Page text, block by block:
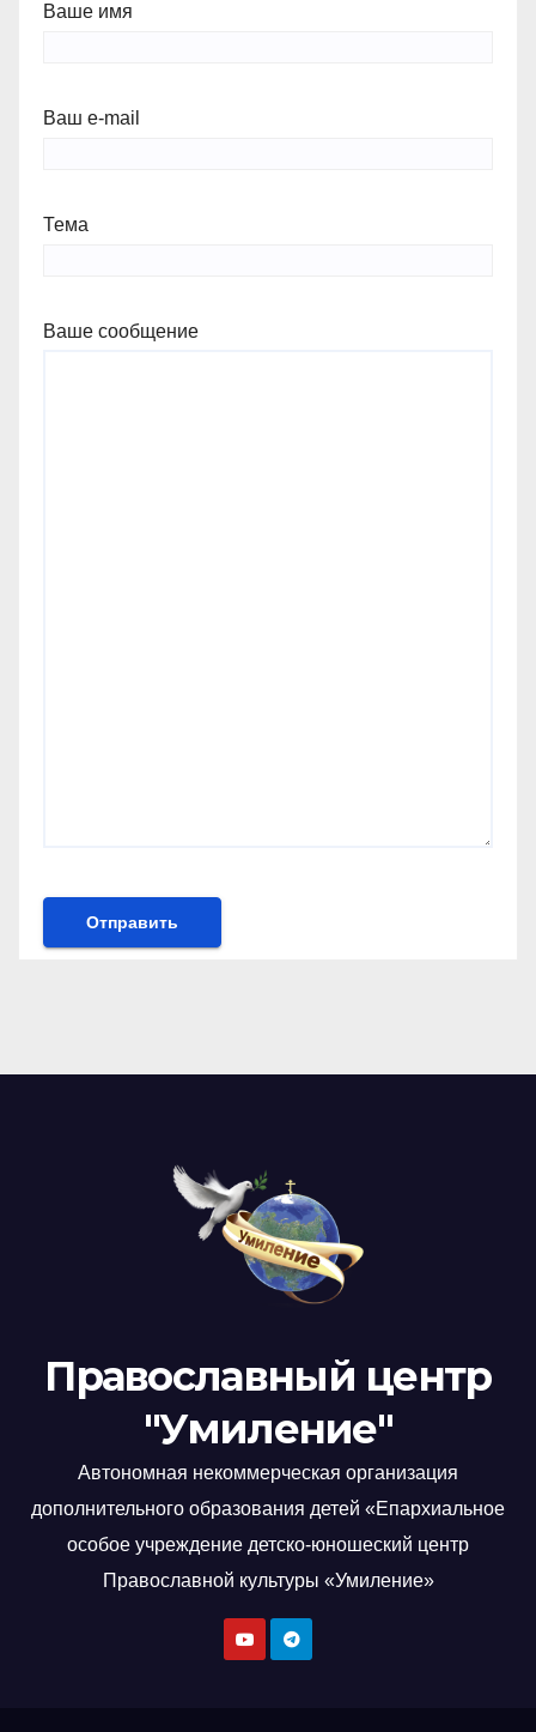
Ваше имя
Ваш e-mail
Тема
Ваше сообщение
Православный центр
"Умиление"
Автономная некоммерческая организация
дополнительного образования детей «Епархиальное
особое учреждение детско-юношеский центр
Православной культуры «Умиление»